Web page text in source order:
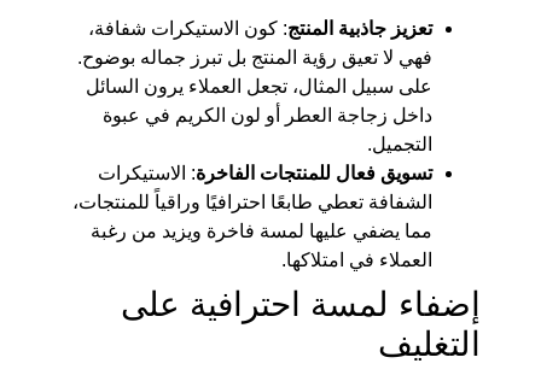
تعزيز جاذبية المنتج: كون الاستيكرات شفافة،
فهي لا تعيق رؤية المنتج بل تبرز جماله بوضوح.
على سبيل المثال، تجعل العملاء يرون السائل
داخل زجاجة العطر أو لون الكريم في عبوة
التجميل.
تسويق فعال للمنتجات الفاخرة: الاستيكرات
الشفافة تعطي طابعًا احترافيًا وراقياً للمنتجات،
مما يضفي عليها لمسة فاخرة ويزيد من رغبة
العملاء في امتلاكها.
إضفاء لمسة احترافية على
التغليف